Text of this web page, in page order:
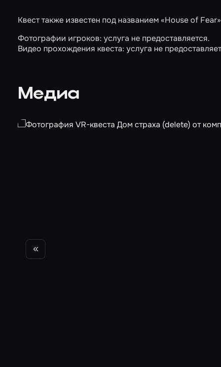
Квест также известен под названием «House of
Фотографии игроков: услуга не предоставляется.
Видео прохождения квеста: услуга не
Медиа